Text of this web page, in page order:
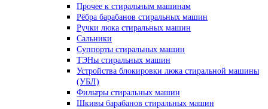
Прочее к стиральным машинам
Рёбра барабанов стиральных машин
Ручки люка стиральных машин
Сальники
Суппорты стиральных машин
ТЭНы стиральных машин
Устройства блокировки люка стиральной машины
(УБЛ)
Фильтры стиральных машин
Шкивы барабанов стиральных машин